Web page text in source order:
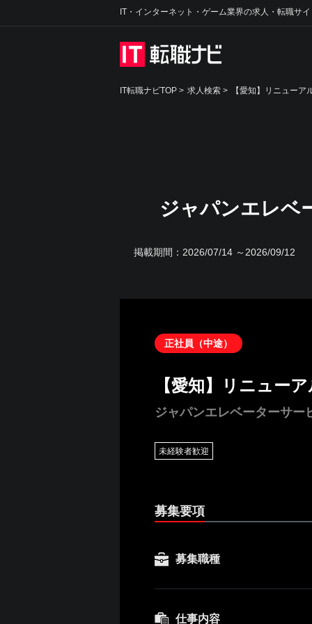
IT・インターネット・ゲーム業界の求人・転職サ
IT転職ナビTOP > 求人検索 > 【愛知】リニュー
ジャパンエレベ
掲載期間： 2026/07/14 ～2026/09/12
正社員（中途）
【愛知】リニュー
ジャパンエレベーターサー
未経験者歓迎
募集要項
募集職種
仕事内容